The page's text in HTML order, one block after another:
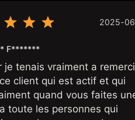
2025-
F*******
je tenais vraiment a
client qui est actif et qui
quand vous faites
toute les personnes qui